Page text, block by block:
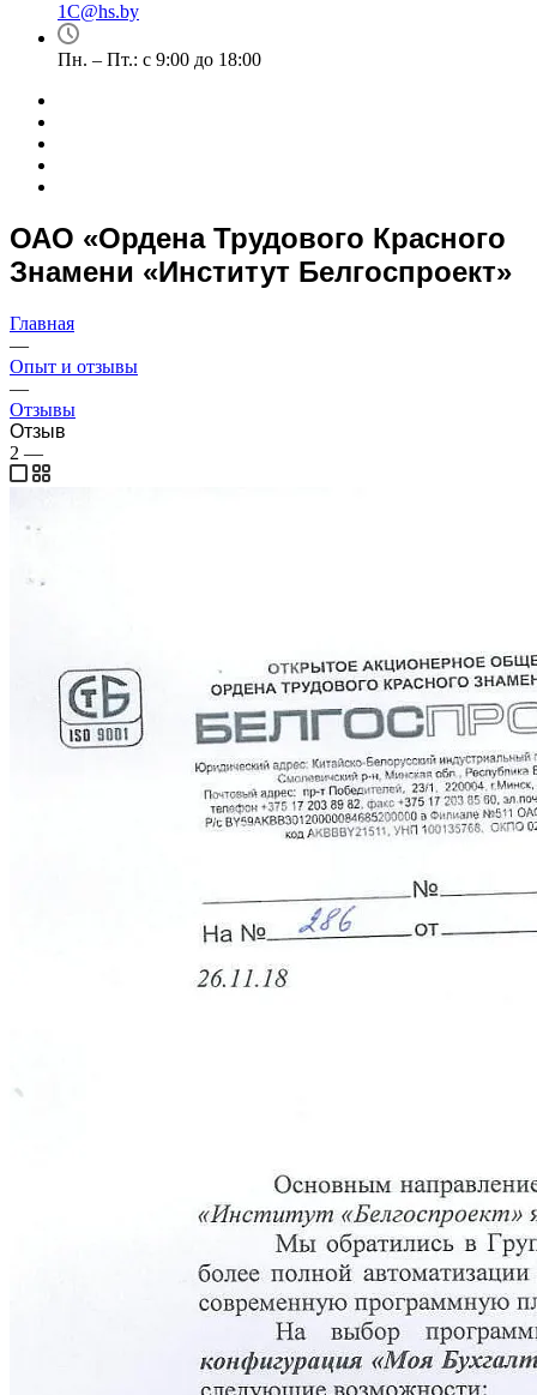
1C@hs.by
Пн. – Пт.: с 9:00 до 18:00
ОАО «Ордена Трудового Красного
Знамени «Институт Белгоспроект»
Главная
—
Опыт и отзывы
—
Отзывы
Отзыв
2 —